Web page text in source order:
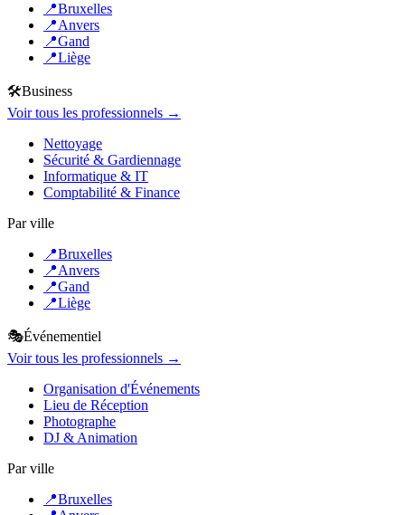
📍Bruxelles
📍Anvers
📍Gand
📍Liège
🛠️Business
Voir tous les professionnels →
Nettoyage
Sécurité & Gardiennage
Informatique & IT
Comptabilité & Finance
Par ville
📍Bruxelles
📍Anvers
📍Gand
📍Liège
🎭Événementiel
Voir tous les professionnels →
Organisation d'Événements
Lieu de Réception
Photographe
DJ & Animation
Par ville
📍Bruxelles